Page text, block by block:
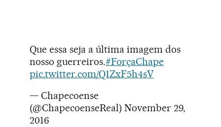
Que essa seja a última imagem dos
nosso guerreiros.#ForçaChape
pic.twitter.com/Q1ZxF5h4sV
— Chapecoense
(@ChapecoenseReal) November 29,
2016